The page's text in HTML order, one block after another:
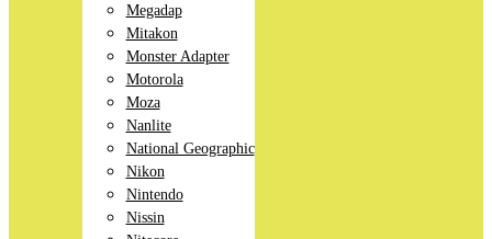
Megadap
Mitakon
Monster Adapter
Motorola
Moza
Nanlite
National Geographic
Nikon
Nintendo
Nissin